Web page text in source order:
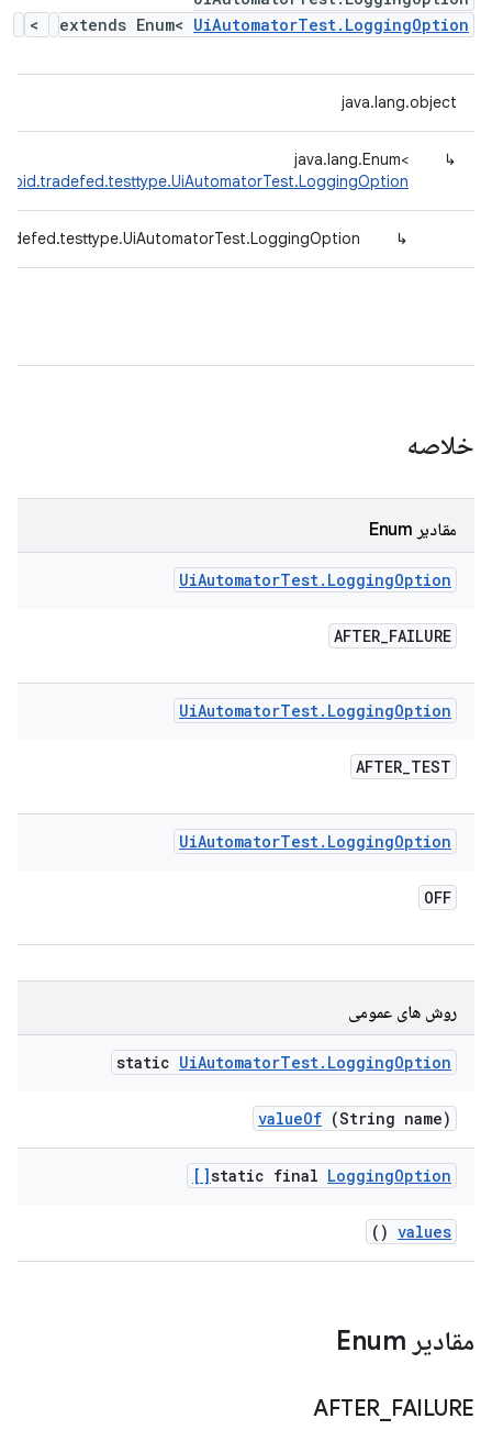
extends Enum< UiAutomatorTest.LoggingOption
>
java.lang.object
↳
java.lang.Enum<
↳
خلاصه
مقادیر Enum
UiAutomatorTest. LoggingOption
AFTER_FAILURE
UiAutomatorTest. LoggingOption
AFTER_TEST
UiAutomatorTest. LoggingOption
OFF
روش های عمومی
static UiAutomatorTest. LoggingOption
valueOf (String name)
static final LoggingOption[]
values
()
مقادیر Enum
AFTER FAILURE